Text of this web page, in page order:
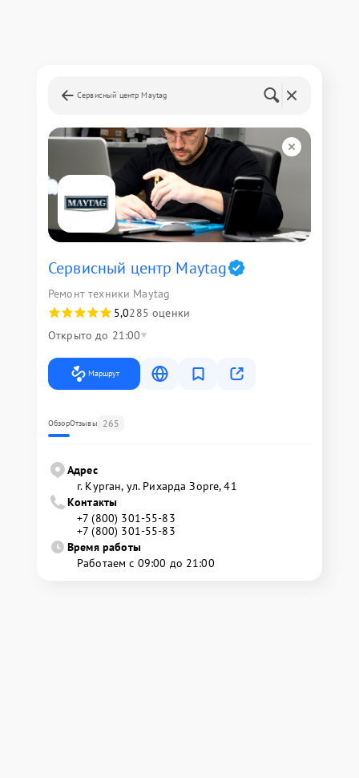
Сервисный центр Maytag
Сервисный центр Maytag
Ремонт техники Maytag
5,0285 оценки
Открыто до 21:00
Маршрут
ОбзорОтзывы 265
Адрес
г. Курган, ул. Рихарда Зорге, 41
Контакты
+7 (800) 301-55-83
+7 (800) 301-55-83
Время работы
Работаем с 09:00 до 21:00